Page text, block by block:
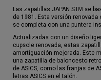
Las zapatillas JAPAN STM se
de 1981. Esta versión
se completa con una puntera
Actualizadas con un diseño
cupsole renovada, estas
amortiguación mejorada. Este
una zapatilla de baloncesto
de ASICS, como las franjas de
letras ASICS en el talón.